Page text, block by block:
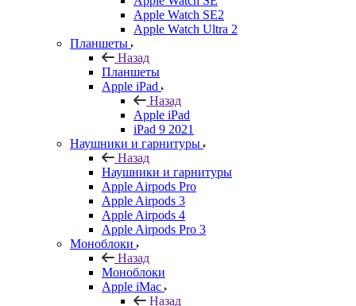
Apple Watch SE2
Apple Watch Ultra 2
Планшеты
Назад
Планшеты
Apple iPad
Назад
Apple iPad
iPad 9 2021
Наушники и гарнитуры
Назад
Наушники и гарнитуры
Apple Airpods Pro
Apple Airpods 3
Apple Airpods 4
Apple Airpods Pro 3
Моноблоки
Назад
Моноблоки
Apple iMac
Назад